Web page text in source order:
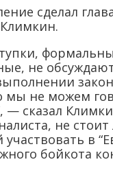
сделал
не
мы не можем
— сказал
не
в
бойкота